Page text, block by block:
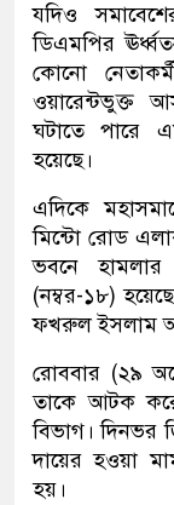
যদিও
ডিএমপির
কোনো
ওয়ারেন্টভুক্ত
ঘটাতে পারে
হয়েছে।
এদিকে
মিন্টো রোড
ভবনে
(নম্বর-১৮)
ফখরুল ইসলাম
রোববার (২৯
তাকে আটক করে
বিভাগ। দিনভর
দায়ের হওয়া
হয়।